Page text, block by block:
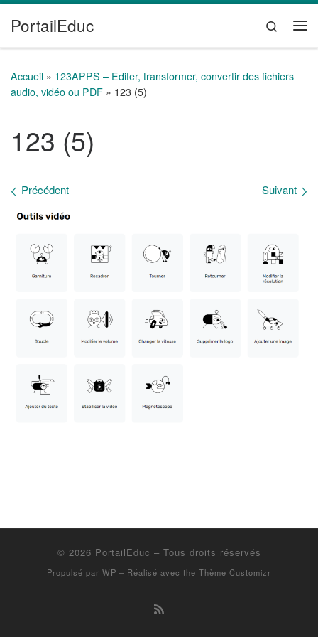
Passer au contenu
PortailEduc
Search
Accueil » 123APPS – Editer, transformer, convertir des fichiers
audio, vidéo ou PDF » 123 (5)
123 (5)
Navigation des images
Précédent Suivant
© 2026 PortailEduc – Tous droits réservés
Propulsé par WP – Réalisé avec the Thème Customizr